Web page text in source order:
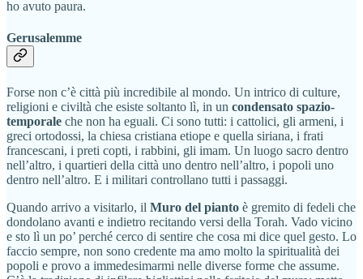
ho avuto paura.
Gerusalemme
Forse non c’è città più incredibile al mondo. Un intrico di culture,
religioni e civiltà che esiste soltanto lì, in un condensato spazio-
temporale che non ha eguali. Ci sono tutti: i cattolici, gli armeni, i
greci ortodossi, la chiesa cristiana etiope e quella siriana, i frati
francescani, i preti copti, i rabbini, gli imam. Un luogo sacro dentro
nell’altro, i quartieri della città uno dentro nell’altro, i popoli uno
dentro nell’altro. E i militari controllano tutti i passaggi.
Quando arrivo a visitarlo, il Muro del pianto è gremito di fedeli che
dondolano avanti e indietro recitando versi della Torah. Vado vicino
e sto lì un po’ perché cerco di sentire che cosa mi dice quel gesto. Lo
faccio sempre, non sono credente ma amo molto la spiritualità dei
popoli e provo a immedesimarmi nelle diverse forme che assume.